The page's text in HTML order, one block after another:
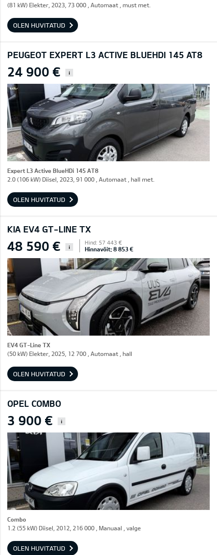
(81 kW) Elekter, 2023, 73 000 , Automaat , must met.
OLEN HUVITATUD
PEUGEOT EXPERT L3 ACTIVE BLUEHDI 145 AT8
24 900 € i
Expert L3 Active BlueHDi 145 AT8
2.0 (106 kW) Diisel, 2023, 91 000 , Automaat , hall met.
OLEN HUVITATUD
KIA EV4 GT-LINE TX
48 590 € i
Hind: 57 443 €
Hinnavõit: 8 853 €
EV4 GT-Line TX
(50 kW) Elekter, 2025, 12 700 , Automaat , hall
OLEN HUVITATUD
OPEL COMBO
3 900 € i
Combo
1.2 (55 kW) Diisel, 2012, 216 000 , Manuaal , valge
OLEN HUVITATUD